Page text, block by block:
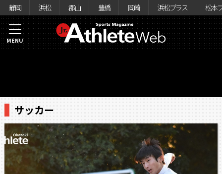
静岡 浜松 郡山 豊橋 岡崎 浜松プラス 松本
MENU
サッカー